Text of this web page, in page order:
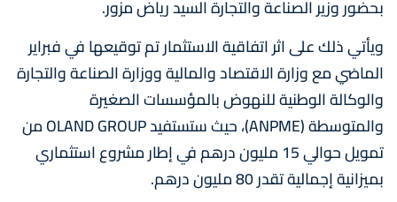
بحضور وزير الصناعة والتجارة السيد رياض مزور.
ويأتي ذلك على اثر اتفاقية الاستثمار تم توقيعها في فبراير
الماضي مع وزارة الاقتصاد والمالية ووزارة الصناعة والتجارة
والوكالة الوطنية للنهوض بالمؤسسات الصغيرة
والمتوسطة (ANPME)، حيث ستستفيد OLAND GROUP من
تمويل حوالي 15 مليون درهم في إطار مشروع استثماري
بميزانية إجمالية تقدر 80 مليون درهم.